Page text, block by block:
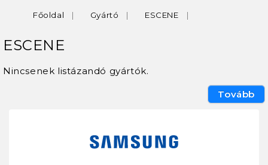
Főoldal Gyártó ESCENE
ESCENE
Nincsenek listázandó gyártók.
Tovább